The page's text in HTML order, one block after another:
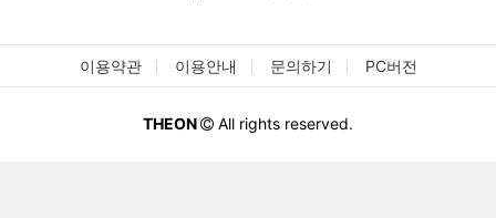
이용약관 이용안내 문의하기 PC버전
THEON All rights reserved.